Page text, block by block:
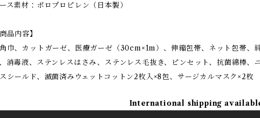
ス素材：ポロプロピレン（日本製）
商品内容】
巾、カットガーゼ、医療ガーゼ（30cm×1m）、伸縮包帯、ネット包帯、
消毒液、ステンレスはさみ、ステンレス毛抜き、ピンセット、抗菌綿棒、
シールド、滅菌済みウェットコットン2枚入×8包、サージカルマスク×2枚
International shipping